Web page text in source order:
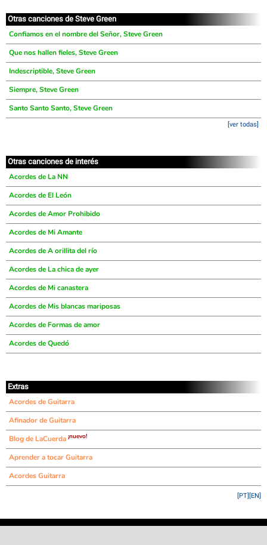
Otras canciones de Steve Green
Confiamos en el nombre del Señor, Steve Green
Que nos hallen fieles, Steve Green
Indescriptible, Steve Green
Siempre, Steve Green
Santo Santo Santo, Steve Green
[ver todas]
Otras canciones de interés
Acordes de La NN
Acordes de El León
Acordes de Amor Prohibido
Acordes de Mi Amante
Acordes de A orillita del río
Acordes de La chica de ayer
Acordes de Mi canastera
Acordes de Mis blancas mariposas
Acordes de Formas de amor
Acordes de Quedó
Extras
Acordes de Guitarra
Afinador de Guitarra
Blog de LaCuerda ¡nuevo!
Aprender a tocar Guitarra
Acordes Guitarra
[EN]
[PT]